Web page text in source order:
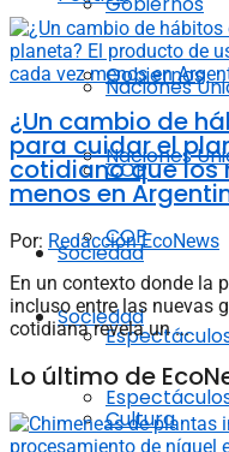
Naciones
COP
Sociedad
Cultura
Gobiernos
Naciones
COP
Sociedad
¿Un cambio de
para cuidar el
cotidiano que los
menos en
Por: Redacción EcoNews
En un contexto donde la
incluso entre las nuevas
cotidiana revela un ...
Lo último de